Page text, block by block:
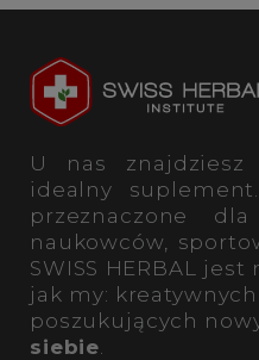
U nas
idealny
przeznaczone
naukowców,
SWISS HERBAL
jak my:
poszukujących
siebie